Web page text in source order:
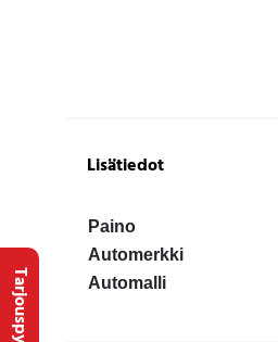
Lisätiedot
Paino
Automerkki
Automalli